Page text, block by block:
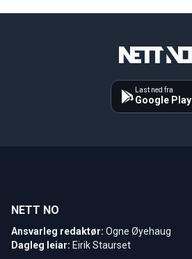
Last ned fra
Google Play
NETT NO
Ansvarleg redaktør: Ogne Øyehaug
Dagleg leiar: Eirik Staurset